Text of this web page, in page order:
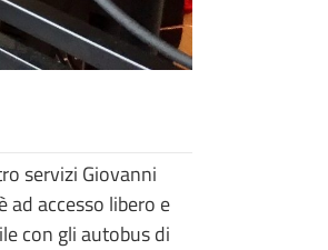
servizi Giovanni
ad accesso libero e
con gli autobus di